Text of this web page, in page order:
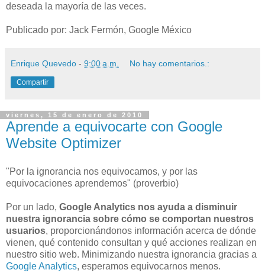
deseada la mayoría de las veces.
Publicado por: Jack Fermón, Google México
Enrique Quevedo - 9:00 a.m. No hay comentarios.:
Compartir
viernes, 15 de enero de 2010
Aprende a equivocarte con Google
Website Optimizer
"Por la ignorancia nos equivocamos, y por las
equivocaciones aprendemos" (proverbio)
Por un lado, Google Analytics nos ayuda a disminuir
nuestra ignorancia sobre cómo se comportan nuestros
usuarios, proporcionándonos información acerca de dónde
vienen, qué contenido consultan y qué acciones realizan en
nuestro sitio web. Minimizando nuestra ignorancia gracias a
Google Analytics, esperamos equivocarnos menos.